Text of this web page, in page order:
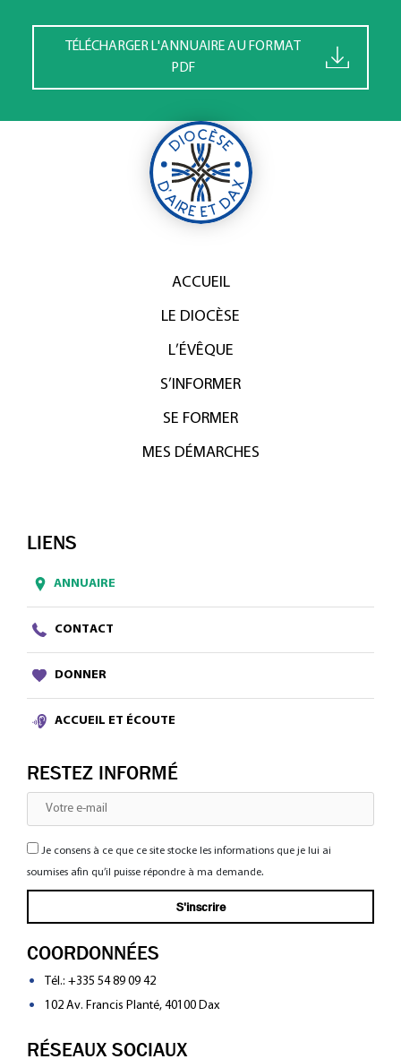
TÉLÉCHARGER L'ANNUAIRE AU FORMAT
PDF
ACCUEIL
LE DIOCÈSE
L’ÉVÊQUE
S’INFORMER
SE FORMER
MES DÉMARCHES
LIENS
ANNUAIRE
CONTACT
DONNER
ACCUEIL ET ÉCOUTE
RESTEZ INFORMÉ
Je consens à ce que ce site stocke les informations que je lui ai
soumises afin qu’il puisse répondre à ma demande.
COORDONNÉES
Tél.: +335 54 89 09 42
102 Av. Francis Planté, 40100 Dax
RÉSEAUX SOCIAUX